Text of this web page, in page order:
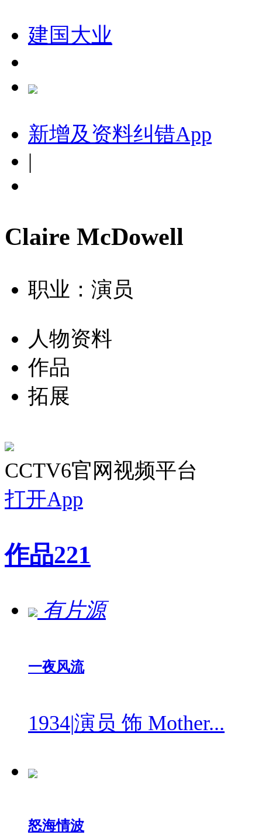
建国大业
新增及资料纠错App
|
Claire McDowell
职业：演员
人物资料
作品
拓展
CCTV6官网视频平台
打开App
作品221
有片源
一夜风流
1934|演员 饰 Mother...
怒海情波